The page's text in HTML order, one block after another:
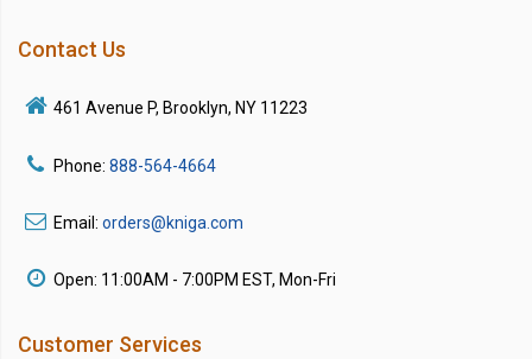
Contact Us
461 Avenue P, Brooklyn, NY 11223
Phone: 888-564-4664
Email: orders@kniga.com
Open: 11:00AM - 7:00PM EST, Mon-Fri
Customer Services